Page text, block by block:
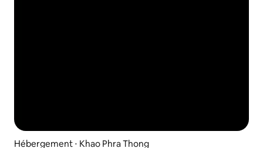
Hébergement ⋅ Khao Phra Thong